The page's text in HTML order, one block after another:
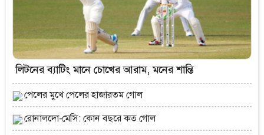
লিটনের ব্যাটিং মানে চোখের আরাম, মনের শান্তি
পেলের মুখে পেলের হাজারতম গোল
রোনালদো-মেসি: কোন বছরে কত গোল